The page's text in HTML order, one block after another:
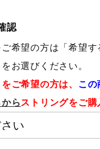
ースポーツ
グ
認
希望の方は「希望
お選びください。
ご希望の方は、 この
らストリングをご購